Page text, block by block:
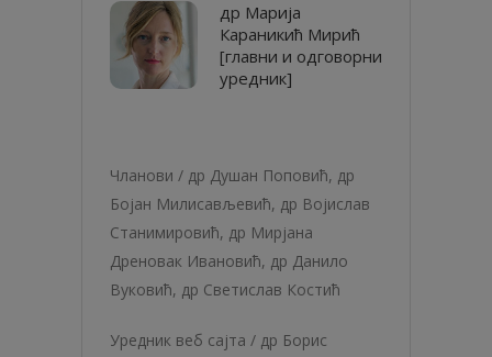
др Марија
Караникић Мирић
[главни и одговорни
уредник]
Чланови / др Душан Поповић, др
Бојан Милисављевић, др Војислав
Станимировић, др Мирјана
Дреновак Ивановић, др Данило
Вуковић, др Светислав Костић
Уредник веб сајта / др Борис